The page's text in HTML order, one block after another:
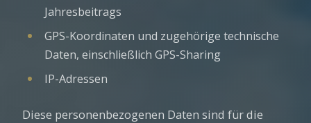
Jahresbeitrags
GPS-Koordinaten und zugehörige technische
Daten, einschließlich GPS-Sharing
IP-Adressen
Diese personenbezogenen Daten sind für die